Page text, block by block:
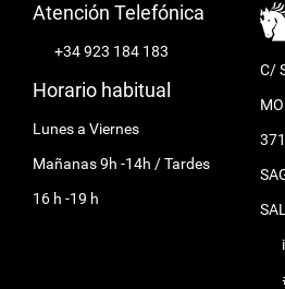
Atención Telefónica
+34 923 184 183
Horario habitual
Lunes a Viernes
Mañanas 9h -14h / Tardes
16 h -19 h
C/